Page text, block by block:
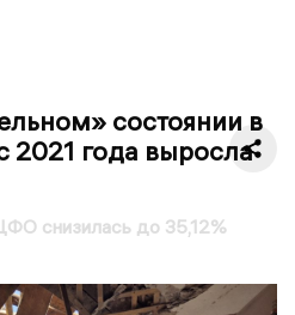
состоянии в
2021 года выросла
снизилась до 35,12%